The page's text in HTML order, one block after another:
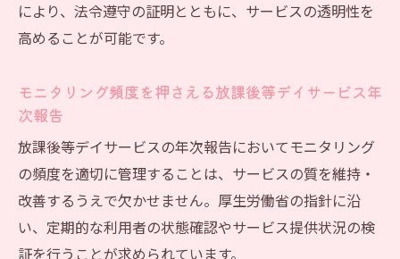
により、法令遵守の証明とともに、サービスの透明性を
高めることが可能です。
モニタリング頻度を押さえる放課後等デイサービス年
次報告
放課後等デイサービスの年次報告においてモニタリング
の頻度を適切に管理することは、サービスの質を維持・
改善するうえで欠かせません。厚生労働省の指針に沿
い、定期的な利用者の状態確認やサービス提供状況の検